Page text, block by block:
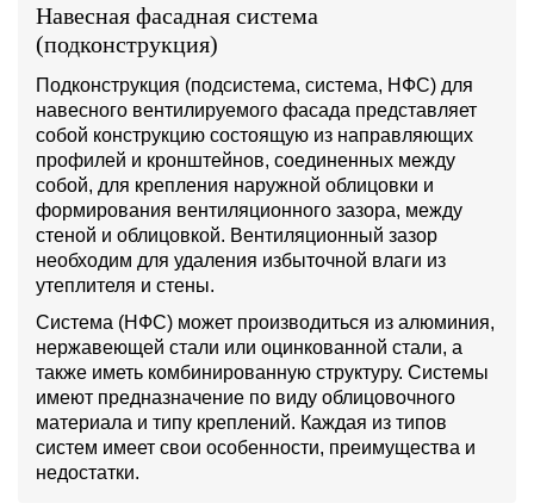
Навесная фасадная система
(подконструкция)
Подконструкция (подсистема, система, НФС) для
навесного вентилируемого фасада представляет
собой конструкцию состоящую из направляющих
профилей и кронштейнов, соединенных между
собой, для крепления наружной облицовки и
формирования вентиляционного зазора, между
стеной и облицовкой. Вентиляционный зазор
необходим для удаления избыточной влаги из
утеплителя и стены.
Система (НФС) может производиться из алюминия,
нержавеющей стали или оцинкованной стали, а
также иметь комбинированную структуру. Системы
имеют предназначение по виду облицовочного
материала и типу креплений. Каждая из типов
систем имеет свои особенности, преимущества и
недостатки.